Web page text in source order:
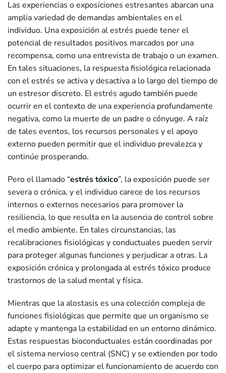
Las experiencias o exposiciones estresantes abarcan una
amplia variedad de demandas ambientales en el
individuo. Una exposición al estrés puede tener el
potencial de resultados positivos marcados por una
recompensa, como una entrevista de trabajo o un examen.
En tales situaciones, la respuesta fisiológica relacionada
con el estrés se activa y desactiva a lo largo del tiempo de
un estresor discreto. El estrés agudo también puede
ocurrir en el contexto de una experiencia profundamente
negativa, como la muerte de un padre o cónyuge. A raíz
de tales eventos, los recursos personales y el apoyo
externo pueden permitir que el individuo prevalezca y
continúe prosperando.
Pero el llamado “estrés tóxico”, la exposición puede ser
severa o crónica, y el individuo carece de los recursos
internos o externos necesarios para promover la
resiliencia, lo que resulta en la ausencia de control sobre
el medio ambiente. En tales circunstancias, las
recalibraciones fisiológicas y conductuales pueden servir
para proteger algunas funciones y perjudicar a otras. La
exposición crónica y prolongada al estrés tóxico produce
trastornos de la salud mental y física.
Mientras que la alostasis es una colección compleja de
funciones fisiológicas que permite que un organismo se
adapte y mantenga la estabilidad en un entorno dinámico.
Estas respuestas bioconductuales están coordinadas por
el sistema nervioso central (SNC) y se extienden por todo
el cuerpo para optimizar el funcionamiento de acuerdo con